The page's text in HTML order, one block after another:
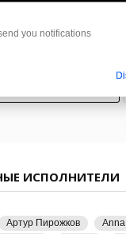
& Vnalogic ft. Ania Deko
ИСПОЛНИТЕЛИ
Артур Пирожков
Anna
you notifications